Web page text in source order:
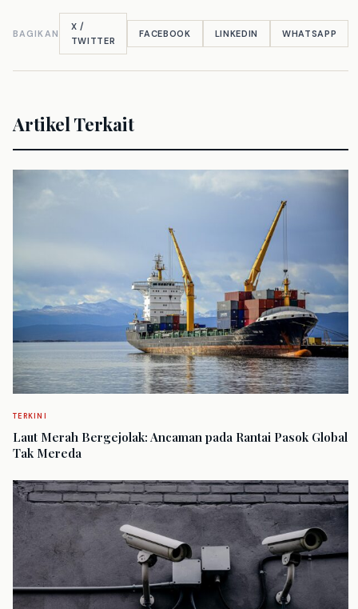
BAGIKAN
X /
TWITTER
FACEBOOK LINKEDIN WHATSAPP
Artikel Terkait
TERKINI
Laut Merah Bergejolak: Ancaman pada Rantai Pasok Global
Tak Mereda